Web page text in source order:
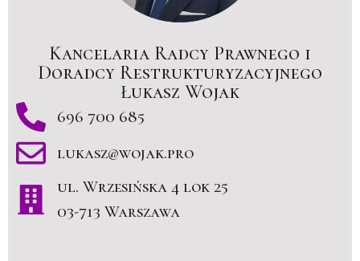
Kancelaria Radcy Prawnego i
Doradcy Restrukturyzacyjnego
Łukasz Wojak
696 700 685
lukasz@wojak.pro
ul. Wrzesińska 4 lok 25
03-713 Warszawa